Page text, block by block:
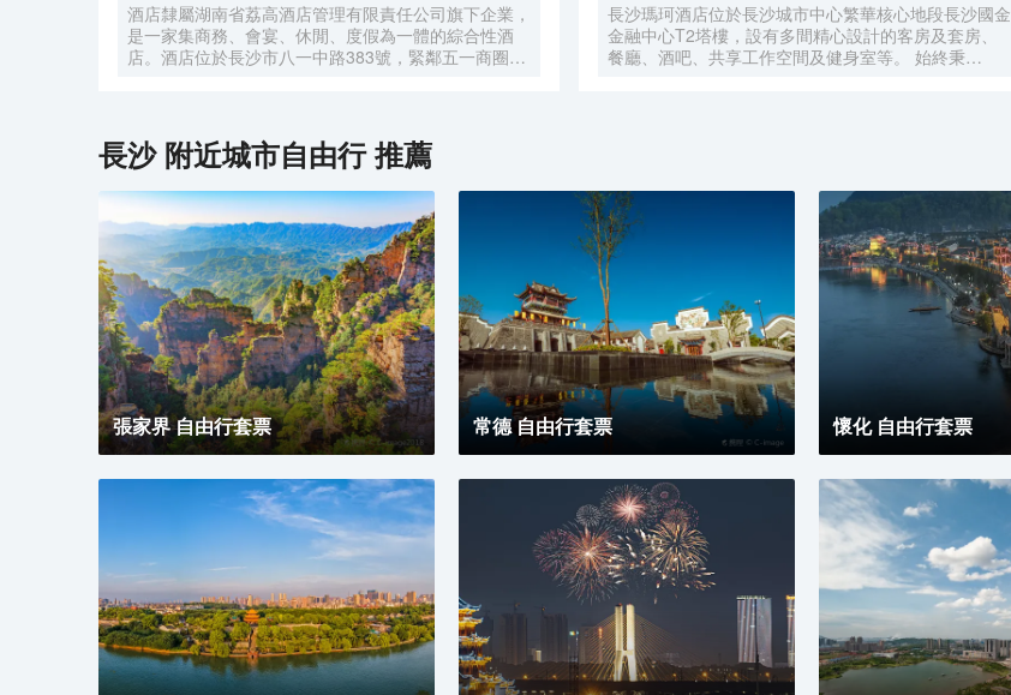
酒店隸屬湖南省荔高酒店管理有限責任公司旗下企業，
是一家集商務、會宴、休閒、度假為一體的綜合性酒
店。酒店位於長沙市八一中路383號，緊鄰五一商圈，
20分鐘車程、迎賓路口地鐵站3分鐘路程，交通四通八
達。經過十餘年的沉澱，酒店於2021年重裝升級、整
裝出發，精心打造出224間不同房型温馨舒適客房、1
個豪華典雅宴會廳、3個不同規模會議室及8個風格突
出的豪華包廂，以全新面貌、全新姿態迎戰市場，成為
人們商務活動、朋友聚會、家庭度假之地。2021年，
酒店成功被評定為政府採購定點酒店。酒店以打造“城
市的靜謐，家中的舒適”為己任，致力於展現“寧靜、舒
適、高效、現代”的健康都市主題，為旅途人在他鄉打
造另一個“家”。我們竭誠恭候您的光臨！
長沙瑪珂酒店位於長沙城市中心繁華核心地段長沙國金
金融中心T2塔樓，設有多間精心設計的客房及套房、
餐廳、酒吧、共享工作空間及健身室等。 始終秉
格且充滿創造力的創格體驗。
長沙附近城市自由行 推薦
張家界 自由行套票 常德 自由行套票 懷化 自由行套票